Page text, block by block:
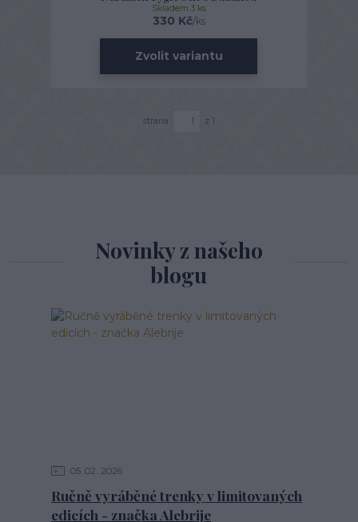
330 Kč/ks
Skladem 3 ks
Zvolit variantu
strana z 1
Novinky z našeho
blogu
05 02 2026
Ručně vyráběné trenky v limitovaných
edicích - značka Alebrije